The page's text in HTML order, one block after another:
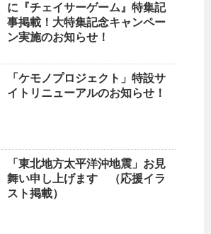
に『チェイサーゲーム』特集記
事掲載！大特集記念キャンペー
ン実施のお知らせ！
「ケモノプロジェクト」特設サ
イトリニューアルのお知らせ！
「東北地方太平洋沖地震」お見
舞い申し上げます （応援イラ
スト掲載）